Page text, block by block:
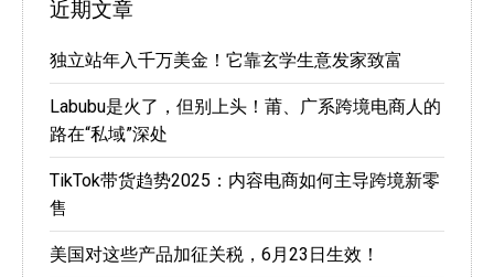
近期文章
独立站年入千万美金！它靠玄学生意发家致富
Labubu是火了，但别上头！莆、广系跨境电商人的
路在“私域”深处
TikTok带货趋势2025：内容电商如何主导跨境新零
售
美国对这些产品加征关税，6月23日生效！